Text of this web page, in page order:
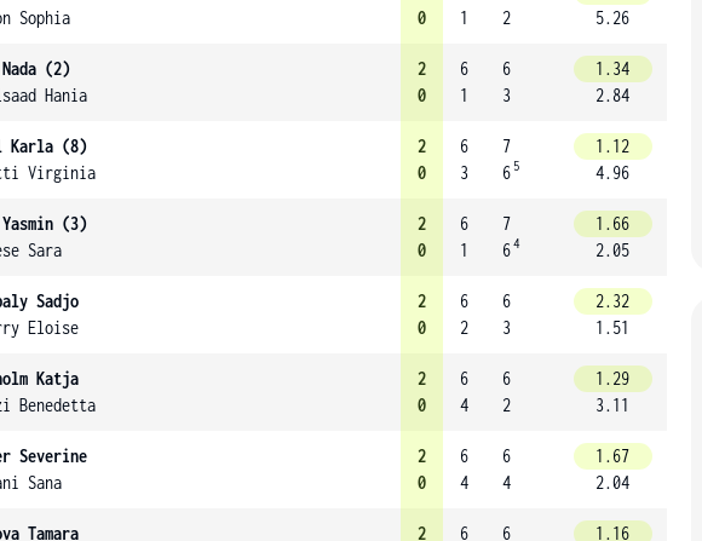
Sophia
0
1
2
5.26
Nada (2)
Hania
2
0
6
1
6
3
1.34
2.84
Karla (8)
Virginia
2
0
6
3
7
6 5
1.12
4.96
(3)
Sara
2
0
6
1
7
64
1.66
2.05
Sadjo
Eloise
2
0
6
2
6
3
2.32
1.51
Katja
Benedetta
2
0
6
4
6
2
1.29
3.11
Severine
Sana
2
0
6
4
6
4
1.67
2.04
Tamara 2 6 6 1.16